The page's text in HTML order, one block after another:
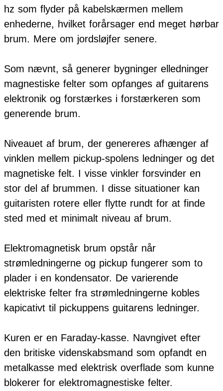
hz som flyder på kabelskærmen mellem
enhederne, hvilket forårsager end meget hørbar
brum. Mere om jordsløjfer senere.
Som nævnt, så generer bygninger elledninger
magnestiske felter som opfanges af guitarens
elektronik og forstærkes i forstærkeren som
generende brum.
Niveauet af brum, der genereres afhænger af
vinklen mellem pickup-spolens ledninger og det
magnetiske felt. I visse vinkler forsvinder en
stor del af brummen. I disse situationer kan
guitaristen rotere eller flytte rundt for at finde
sted med et minimalt niveau af brum.
Elektromagnetisk brum opstår når
strømledningerne og pickup fungerer som to
plader i en kondensator. De varierende
elektriske felter fra strømledningerne kobles
kapicativt til pickuppens guitarens ledninger.
Kuren er en Faraday-kasse. Navngivet efter
den britiske videnskabsmand som opfandt en
metalkasse med elektrisk overflade som kunne
blokerer for elektromagnestiske felter.